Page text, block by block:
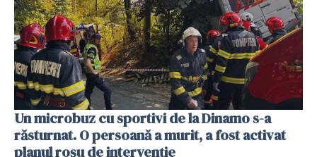
Un microbuz cu sportivi de la Dinamo s-a
răsturnat. O persoană a murit, a fost activat
planul roșu de intervenție